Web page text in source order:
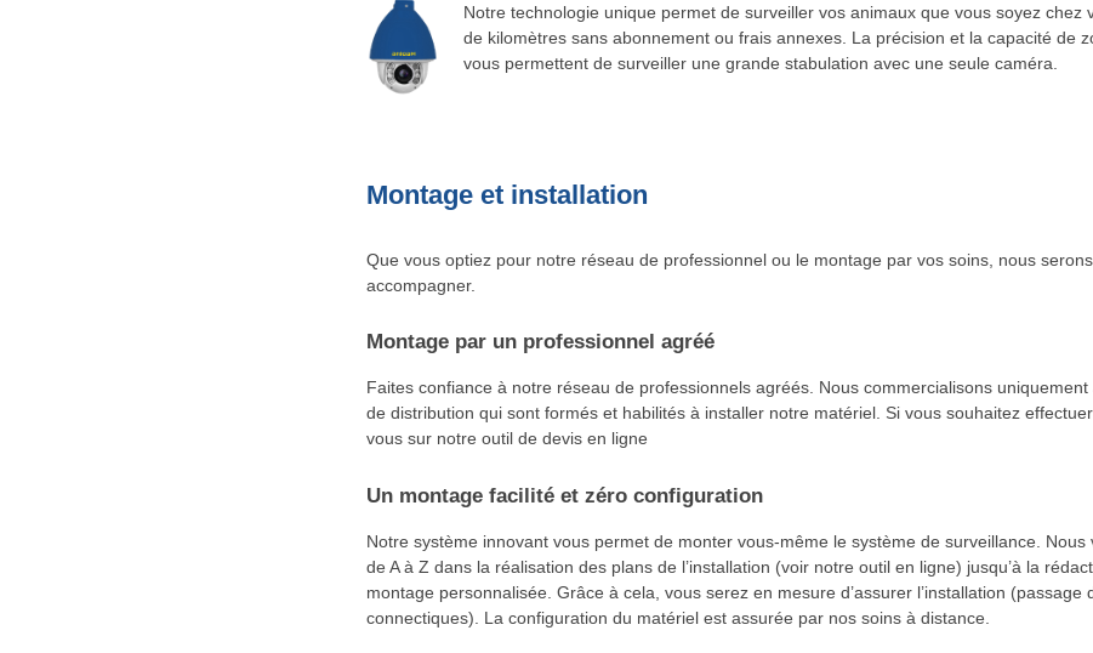
Notre technologie unique permet de surveiller vos animaux que vous soyez chez
de kilomètres sans abonnement ou frais annexes. La précision et la capacité de
vous permettent de surveiller une grande stabulation avec une seule caméra.
Montage et installation
Que vous optiez pour notre réseau de professionnel ou le montage par vos soins, nous
accompagner.
Montage par un professionnel agréé
Faites confiance à notre réseau de professionnels agréés. Nous commercialisons
de distribution qui sont formés et habilités à installer notre matériel. Si vous souhaitez
vous sur notre outil de devis en ligne
Un montage facilité et zéro configuration
Notre système innovant vous permet de monter vous-même le système de surveillance. Nous
de A à Z dans la réalisation des plans de l’installation (voir notre outil en ligne) jusqu’à la
montage personnalisée. Grâce à cela, vous serez en mesure d’assurer l’installation (passage
connectiques). La configuration du matériel est assurée par nos soins à distance.